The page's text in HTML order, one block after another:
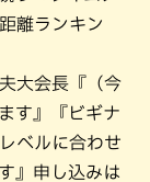
離ランキン
大会長『（今
す』『ビギナ
ベルに合わせ
』申し込みは